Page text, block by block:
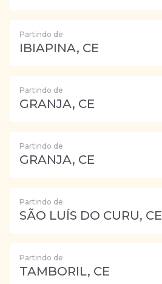
Partindo de
IBIAPINA, CE
Partindo de
GRANJA, CE
Partindo de
GRANJA, CE
Partindo de
SÃO LUÍS DO CURU, CE
Partindo de
TAMBORIL, CE